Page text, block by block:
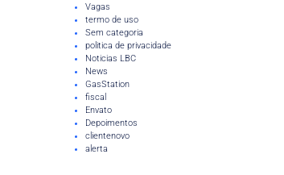
Vagas
termo de uso
Sem categoria
politica de privacidade
Noticias LBC
News
GasStation
fiscal
Envato
Depoimentos
clientenovo
alerta